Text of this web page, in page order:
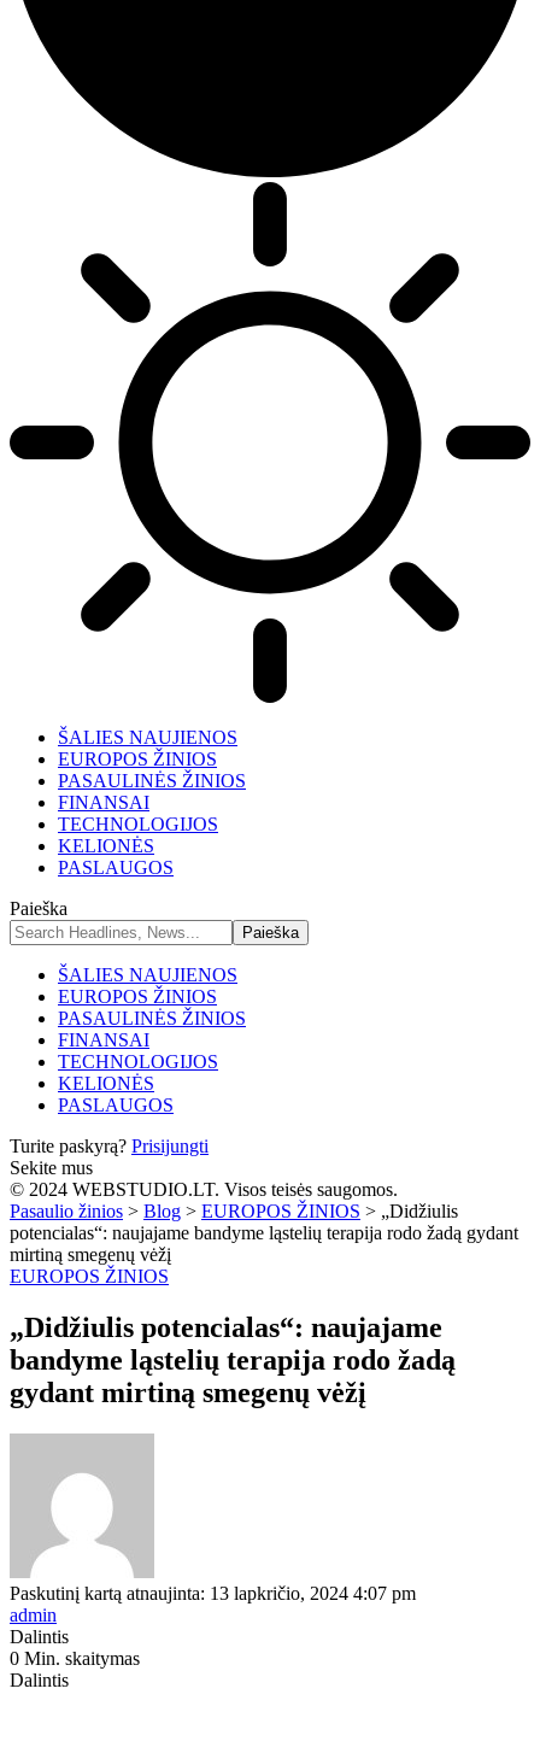
ŠALIES NAUJIENOS
EUROPOS ŽINIOS
PASAULINĖS ŽINIOS
FINANSAI
TECHNOLOGIJOS
KELIONĖS
PASLAUGOS
Paieška
ŠALIES NAUJIENOS
EUROPOS ŽINIOS
PASAULINĖS ŽINIOS
FINANSAI
TECHNOLOGIJOS
KELIONĖS
PASLAUGOS
Turite paskyrą? Prisijungti
Sekite mus
© 2024 WEBSTUDIO.LT. Visos teisės saugomos.
Pasaulio žinios > Blog > EUROPOS ŽINIOS > „Didžiulis
potencialas“: naujajame bandyme ląstelių terapija rodo žadą gydant
mirtiną smegenų vėžį
EUROPOS ŽINIOS
„Didžiulis potencialas“: naujajame
bandyme ląstelių terapija rodo žadą
gydant mirtiną smegenų vėžį
Paskutinį kartą atnaujinta: 13 lapkričio, 2024 4:07 pm
admin
Dalintis
0 Min. skaitymas
Dalintis